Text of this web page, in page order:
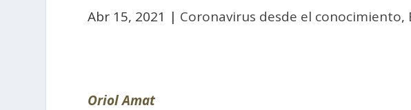
Abr 15, 2021 | Coronavirus desde el conocimiento,
Oriol Amat